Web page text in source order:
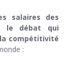
salaires des
le débat qui
compétitivité
: